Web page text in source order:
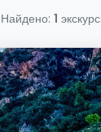
Найдено: 1